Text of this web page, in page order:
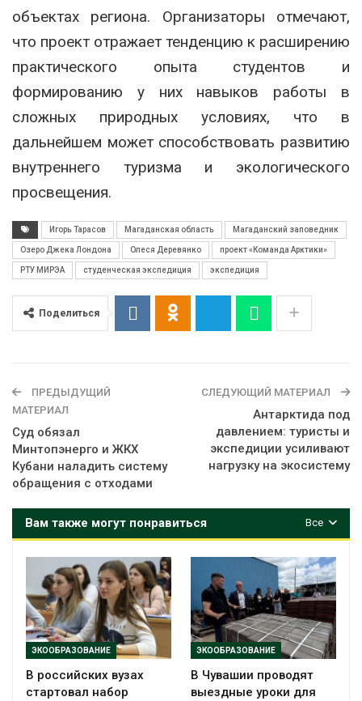
объектах региона. Организаторы отмечают,
что проект отражает тенденцию к расширению
практического опыта студентов и
формированию у них навыков работы в
сложных природных условиях, что в
дальнейшем может способствовать развитию
внутреннего туризма и экологического
просвещения.
Игорь Тарасов Магаданская область Магаданский заповедник
Озеро Джека Лондона Олеся Деревянко проект «Команда Арктики»
РТУ МИРЭА студенческая экспедиция экспедиция
Поделиться
ПРЕДЫДУЩИЙ
МАТЕРИАЛ
Суд обязал
Минтопэнерго и ЖКХ
Кубани наладить систему
обращения с отходами
СЛЕДУЮЩИЙ МАТЕРИАЛ
Антарктида под
давлением: туристы и
экспедиции усиливают
нагрузку на экосистему
Все
Вам также могут понравиться
ЭКООБРАЗОВАНИЕ
В российских вузах
стартовал набор
ЭКООБРАЗОВАНИЕ
В Чувашии проводят
выездные уроки для